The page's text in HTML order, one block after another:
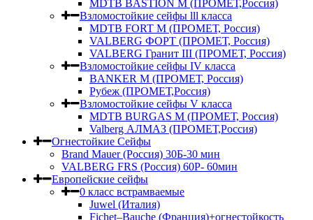
MDTB BASTION M (ПРОМЕТ,Россия)
Взломостойкие сейфы lll класса
MDTB FORT M (ПРОМЕТ, Россия)
VALBERG ФОРТ (ПРОМЕТ, Россия)
VALBERG Гранит III (ПРОМЕТ, Россия)
Взломостойкие сейфы IV класса
BANKER M (ПРОМЕТ, Россия)
Рубеж (ПРОМЕТ,Россия)
Взломостойкие сейфы V класса
MDTB BURGAS M (ПРОМЕТ, Россия)
Valberg АЛМАЗ (ПРОМЕТ,Россия)
Огнестойкие Сейфы
Brand Mauer (Россия) 30Б-30 мин
VALBERG FRS (Россия) 60Р- 60мин
Европейские сейфы
0 класс встрамваемые
Juwel (Италия)
Fichet–Bauche (Франция)+огнестойкость